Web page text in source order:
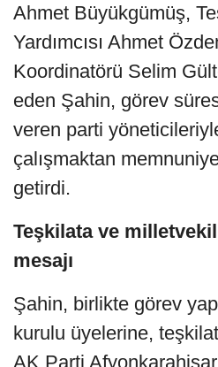
Ahmet Büyükgümüş,
Yardımcısı Ahmet
Koordinatörü Selim
eden Şahin, görev
veren parti
çalışmaktan
getirdi.
Teşkilata ve
mesajı
Şahin, birlikte görev
kurulu üyelerine,
AK Parti